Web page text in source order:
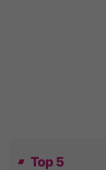
Top 5